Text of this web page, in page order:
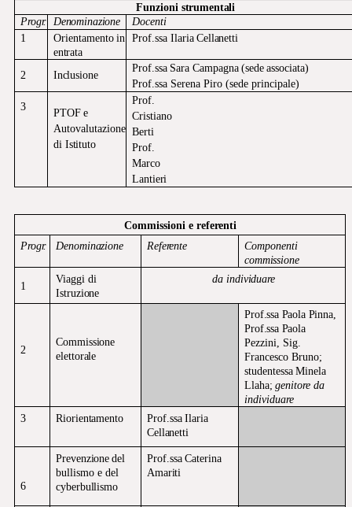
Funzioni strumentali
Progr. Denominazione
Docenti
1
Orientamento in
entrata
Prof.ssa Ilaria Cellanetti
2 Inclusione
Prof.ssa Sara Campagna (sede associata)
Prof.ssa Serena Piro (sede principale)
3
PTOF e
Autovalutazione
di Istituto
Prof.
Cristiano
Berti
Prof.
Marco
Lantieri
Commissioni ereferenti
Progr.
Denominazione Referente
Componenti
commissione
1
Viaggi di
Istruzione
da individuare
2
Commissione
elettorale
Prof.ssa Paola Pinna,
Prof.ssa Paola
Pezzini, Sig.
Francesco Bruno;
studentessa Minela
Llaha; genitore da
individuare
3
Riorientamento Prof.ssa Ilaria
Cellanetti
6
Prevenzione del
bullismo e del
cyberbullismo
Prof.ssa Caterina
Amariti